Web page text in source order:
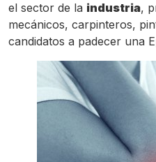
el sector de la industria,
mecánicos, carpinteros,
candidatos a padecer una